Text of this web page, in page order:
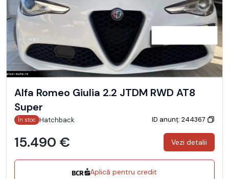
Alfa Romeo Giulia 2.2 JTDM RWD AT8
Super
În stoc Hatchback ID anunț: 244367
15.490 € Vezi detalii
Aplică pentru credit